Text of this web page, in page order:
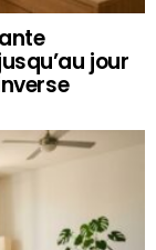
jour